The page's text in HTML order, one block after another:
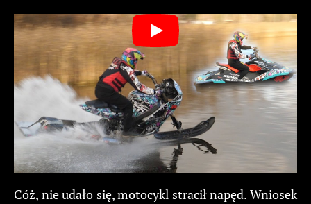
Cóż, nie udało się, motocykl stracił napęd. Wniosek